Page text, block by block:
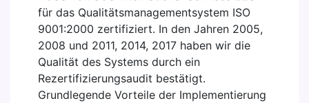
für das Qualitätsmanagementsystem ISO
9001:2000 zertifiziert. In den Jahren 2005,
2008 und 2011, 2014, 2017 haben wir die
Qualität des Systems durch ein
Rezertifizierungsaudit bestätigt.
Grundlegende Vorteile der Implementierung